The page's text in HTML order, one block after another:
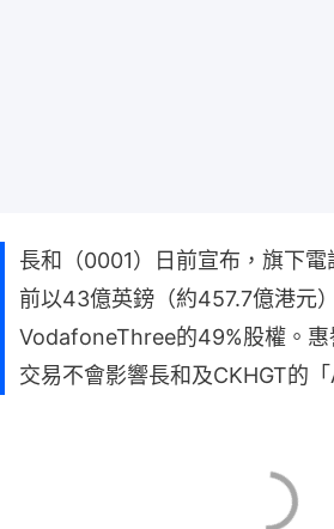
長和（0001）日前宣布，旗下
前以43億英鎊（約457.7億港元
VodafoneThree的49%股權。惠
交易不會影響長和及CKHGT的